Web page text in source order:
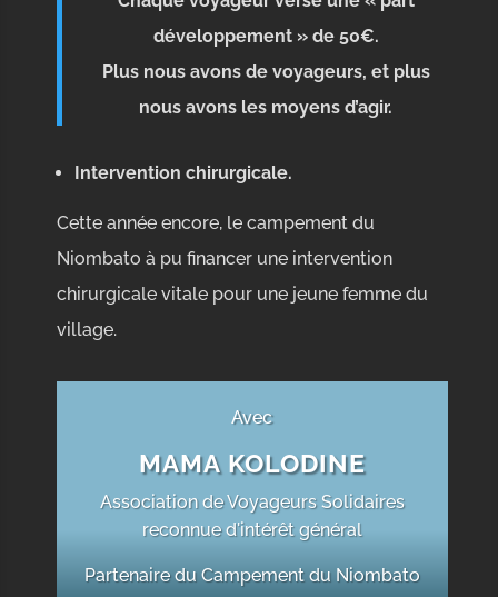
développement » de 50€.
Plus nous avons de voyageurs, et plus
nous avons les moyens d’agir.
Intervention chirurgicale.
Cette année encore, le campement du
Niombato à pu financer une intervention
chirurgicale vitale pour une jeune femme du
village.
Avec
MAMA KOLODINE
Association de Voyageurs Solidaires
reconnue d'intérêt général
Partenaire du Campement du Niombato